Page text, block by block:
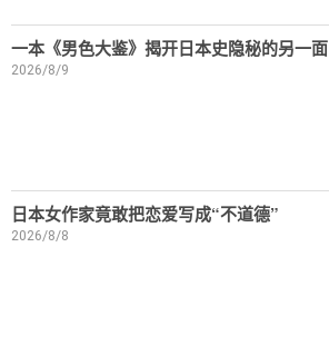
一本《男色大鉴》揭开日本史隐秘的另一面
2026/8/9
日本女作家竟敢把恋爱写成“不道德”
2026/8/8